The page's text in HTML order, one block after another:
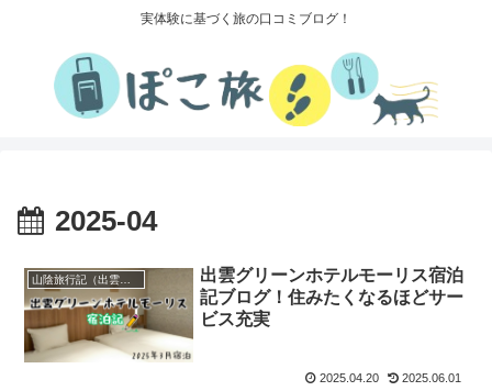
実体験に基づく旅の口コミブログ！
2025-04
山陰旅行記（出雲～境港）
出雲グリーンホテルモーリス宿泊
記ブログ！住みたくなるほどサー
ビス充実
2025.04.20 2025.06.01